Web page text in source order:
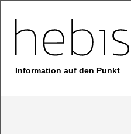
Information auf den Punkt